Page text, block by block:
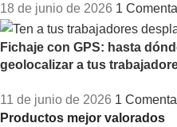
18 de junio de 2026 1
Fichaje con GPS: hasta
geolocalizar a tus
11 de junio de 2026 1
Productos mejor valorados